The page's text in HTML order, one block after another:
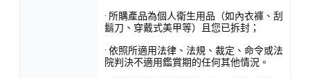
· 所購產品為個人衛生用品（如內衣褲、刮
鬍刀、穿戴式美甲等）且您已拆封；
· 依照所適用法律、法規、裁定、命令或法
院判決不適用鑑賞期的任何其他情況。